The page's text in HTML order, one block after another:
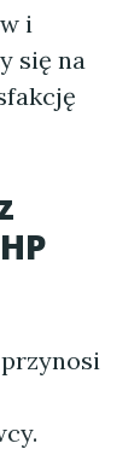
i
się na
przynosi